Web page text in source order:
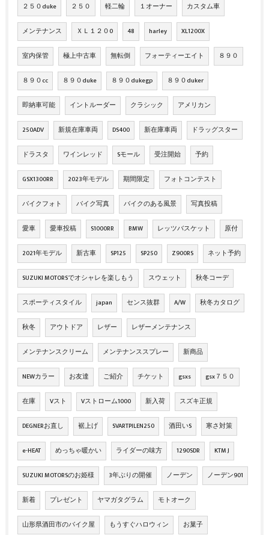
２５０duke ２５０ 軽二輪 １オーナー カスタム車
メンテナンス ＸＬ１２０0 48 harley XL1200X
室内保管 極上中古車 無転倒 フォーティーエイト ８９０
８９０cc ８９０duke ８９０dukegp ８９０duker
即納車可能 イントルーダー クラシック アメリカン
250ADV 新規在庫車両 DS400 新在庫車両 ドラッグスター
ドラスタ ワインレッド Sモール 受注開始 予約
GSX1300RR 2023年モデル 期間限定 フォトコンテスト
バイクフォト バイク写真 バイクのある風景 写真投稿
愛車 愛車投稿 S1000RR BMW レッツバスケット 原付
2021年モデル 新古車 SP125 SP250 Z900RS ネット予約
SUZUKI MOTORSでオシャレを楽しもう スウェット 秋冬コーデ
スポーティスタイル japan センス抜群 A/W 秋冬カタログ
秋冬 アウトドア レザー レザーメンテナンス
メンテナンスクリーム メンテナンススプレー 新商品
NEWカラー お友達 ご紹介 チケット gsxs gsx７５０
在庫 Vスト Vストローム1000 新入荷 スズキ正規
DEGNERお直し 裾上げ SVARTPILEN250 酒田いS 寒さ対策
e-HEAT めっちゃ暖かい ライダーの味方 1290SDR KTM J
SUZUKI MOTORSのお姫様 3年ぶりの開催 ノーデン ノーデン901
新着 プレゼント ヤマガタグラム モトオーク
山形県酒田市のバイク屋 もうすぐハロウィン お菓子